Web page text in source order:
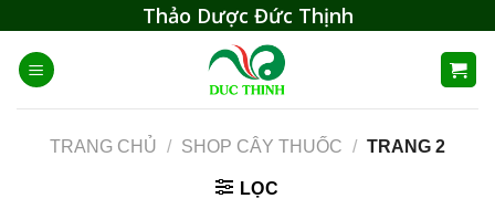
content
Thảo Dược Đức Thịnh
TRANG CHỦ / SHOP CÂY THUỐC / TRANG 2
LỌC